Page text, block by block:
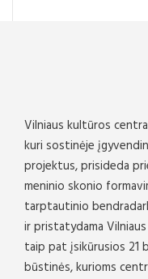
Vilniaus kultūros
kuri sostinėje
projektus, prisideda
meninio skonio
tarptautinio
ir pristatydama
taip pat įsikūrusios 21
būstinės, kurioms